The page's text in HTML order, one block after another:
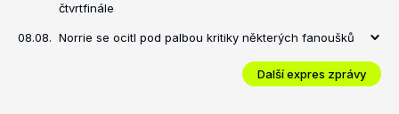
čtvrtfinále
08.08. Norrie se ocitl pod palbou kritiky některých fanoušků
Další expres zprávy